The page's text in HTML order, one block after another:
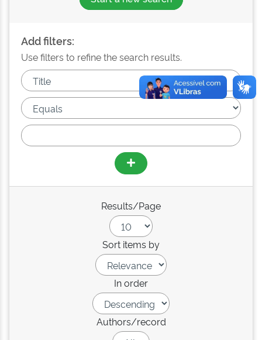
Add filters:
Use filters to refine the search results.
Results/Page
Sort items by
In order
Authors/record